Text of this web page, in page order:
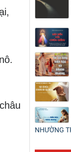
NHƯỜNG